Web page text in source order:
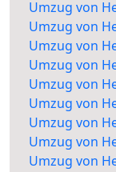
Umzug von
Umzug von
Umzug von
Umzug von
Umzug von
Umzug von
Umzug von
Umzug von
Umzug von